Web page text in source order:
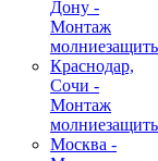
Дону -
Монтаж
Краснодар,
Сочи -
Монтаж
Москва -